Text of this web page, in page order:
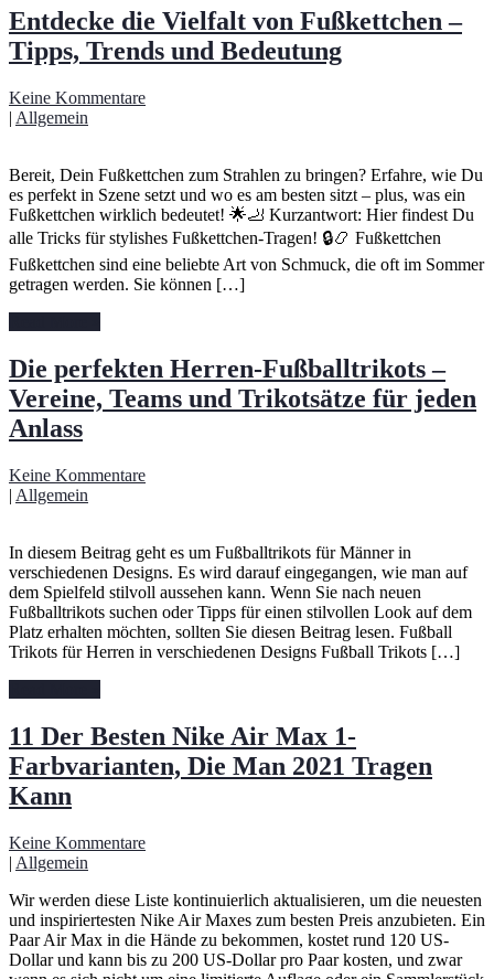
Entdecke die Vielfalt von Fußkettchen –
Tipps, Trends und Bedeutung
Keine Kommentare
| Allgemein
Bereit, Dein Fußkettchen zum Strahlen zu bringen? Erfahre, wie Du
es perfekt in Szene setzt und wo es am besten sitzt – plus, was ein
Fußkettchen wirklich bedeutet! 🌟🦶 Kurzantwort: Hier findest Du
alle Tricks für stylishes Fußkettchen-Tragen! 🔒📿 Fußkettchen
Fußkettchen sind eine beliebte Art von Schmuck, die oft im Sommer
getragen werden. Sie können […]
Die perfekten Herren-Fußballtrikots –
Vereine, Teams und Trikotsätze für jeden
Anlass
Keine Kommentare
| Allgemein
In diesem Beitrag geht es um Fußballtrikots für Männer in
verschiedenen Designs. Es wird darauf eingegangen, wie man auf
dem Spielfeld stilvoll aussehen kann. Wenn Sie nach neuen
Fußballtrikots suchen oder Tipps für einen stilvollen Look auf dem
Platz erhalten möchten, sollten Sie diesen Beitrag lesen. Fußball
Trikots für Herren in verschiedenen Designs Fußball Trikots […]
11 Der Besten Nike Air Max 1-
Farbvarianten, Die Man 2021 Tragen
Kann
Keine Kommentare
| Allgemein
Wir werden diese Liste kontinuierlich aktualisieren, um die neuesten
und inspiriertesten Nike Air Maxes zum besten Preis anzubieten. Ein
Paar Air Max in die Hände zu bekommen, kostet rund 120 US-
Dollar und kann bis zu 200 US-Dollar pro Paar kosten, und zwar